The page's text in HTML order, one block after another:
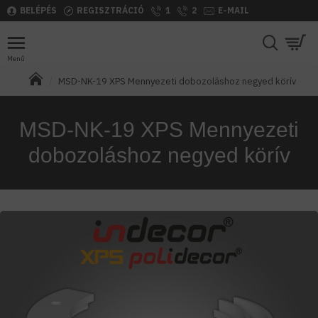
BELÉPÉS REGISZTRÁCIÓ 1 2 E-MAIL
MSD-NK-19 XPS Mennyezeti dobozoláshoz negyed körív
MSD-NK-19 XPS Mennyezeti
dobozoláshoz negyed körív